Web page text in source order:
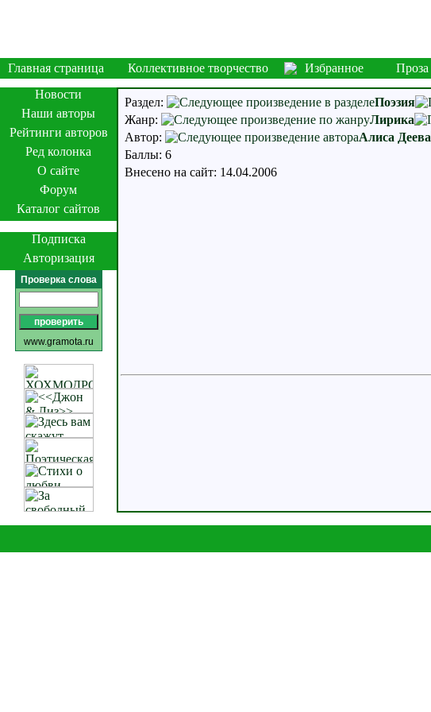
Главная страница Коллективное творчество Избранное Проза
Новости
Наши авторы
Рейтинги авторов
Ред колонка
О сайте
Форум
Каталог сайтов
Подписка
Авторизация
Проверка слова
www.gramota.ru
Раздел:
Поэзия
Жанр:
Лирика
Автор:
Алиса Деева
Баллы: 6
Внесено на сайт: 14.04.2006